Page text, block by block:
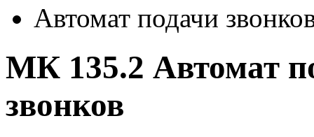
Автомат подачи
МК 135.2 Автомат
звонков